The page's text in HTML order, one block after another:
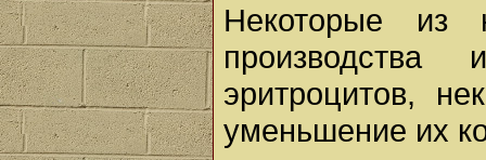
Некоторые из
эритроцитов,
уменьшение их